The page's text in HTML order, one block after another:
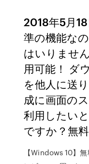
2018年5月
準の機能な
はいりませ
用可能！ ダ
を他人に送
成に画面の
利用したい
ですか？無
【Windows 10】